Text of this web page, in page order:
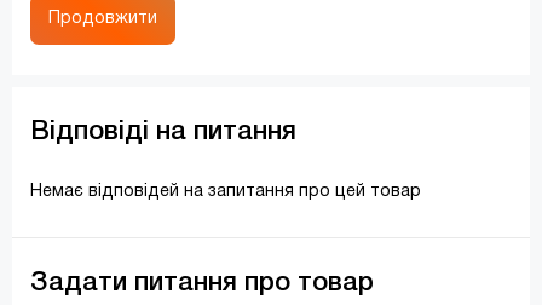
Продовжити
Відповіді на питання
Немає відповідей на запитання про цей товар
Задати питання про товар